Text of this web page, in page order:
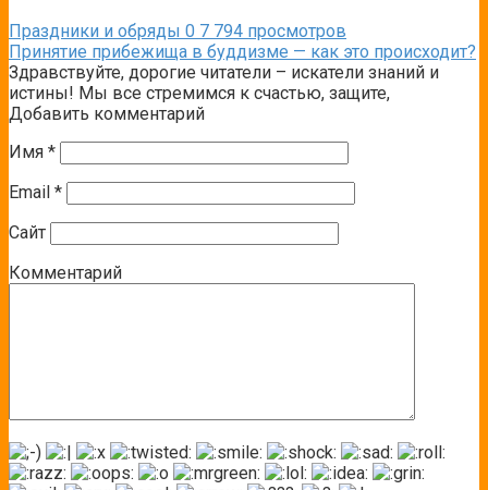
Праздники и обряды 0 7 794 просмотров
Принятие прибежища в буддизме — как это происходит?
Здравствуйте, дорогие читатели – искатели знаний и
истины! Мы все стремимся к счастью, защите,
Добавить комментарий
Имя *
Email *
Сайт
Комментарий